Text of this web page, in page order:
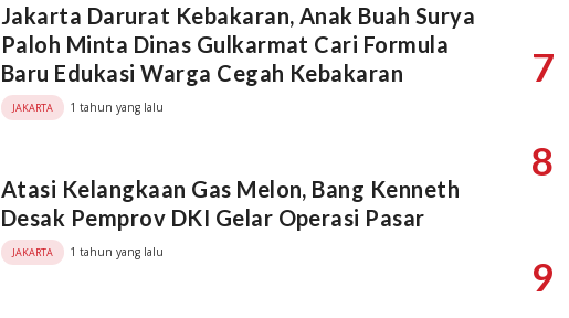
Jakarta Darurat Kebakaran, Anak Buah Surya
Paloh Minta Dinas Gulkarmat Cari Formula
Baru Edukasi Warga Cegah Kebakaran
JAKARTA 1 tahun yang lalu
Atasi Kelangkaan Gas Melon, Bang Kenneth
Desak Pemprov DKI Gelar Operasi Pasar
JAKARTA 1 tahun yang lalu
7
8
9